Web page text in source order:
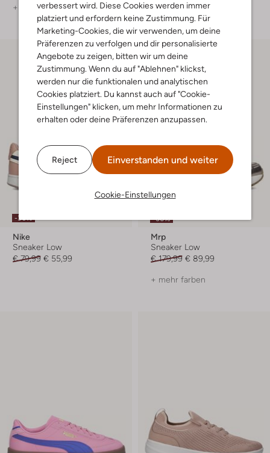
verbessert wird. Diese Cookies werden immer
platziert und erfordern keine Zustimmung. Für
Marketing-Cookies, die wir verwenden, um deine
Präferenzen zu verfolgen und dir personalisierte
Angebote zu zeigen, bitten wir um deine
Zustimmung. Wenn du auf "Ablehnen" klickst,
werden nur die funktionalen und analytischen
Cookies platziert. Du kannst auch auf "Cookie-
Einstellungen" klicken, um mehr Informationen zu
erhalten oder deine Präferenzen anzupassen.
Reject Einverstanden und weiter
Cookie-Einstellungen
+ mehr farben + mehr farben
-30%
Nike
Sneaker Low
€ 79,99 € 55,99
-50%
Mrp
Sneaker Low
€ 179,99 € 89,99
+ mehr farben